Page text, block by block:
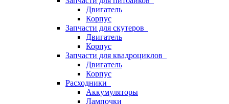
Двигатель
Корпус
Запчасти для скутеров
Двигатель
Корпус
Запчасти для квадроциклов
Двигатель
Корпус
Расходники
Аккумуляторы
Лампочки